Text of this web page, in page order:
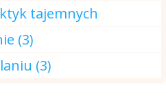
tajemnych
(3)
(3)